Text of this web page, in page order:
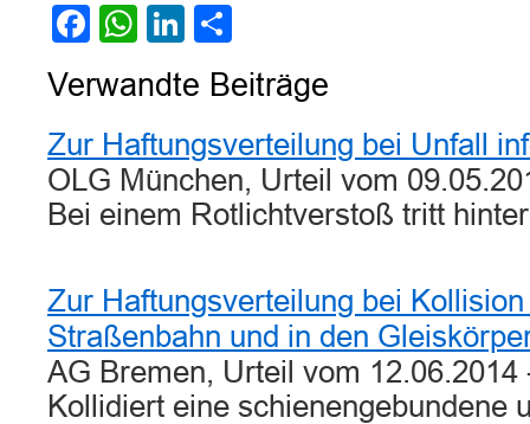
Facebook
WhatsApp
LinkedIn
Verwandte Beiträge
Zur Haftungsverteilung bei Unfall
OLG München, Urteil vom
Bei einem Rotlichtverstoß tritt
Zur Haftungsverteilung bei
Straßenbahn und in den
AG Bremen, Urteil vom 12.06.2014
Kollidiert eine schienengebundene